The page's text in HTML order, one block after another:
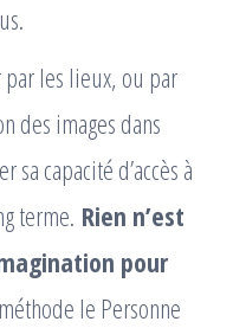
par les lieux, ou par
des images dans
capacité d’accès à
terme. Rien n’est
pour
le Personne